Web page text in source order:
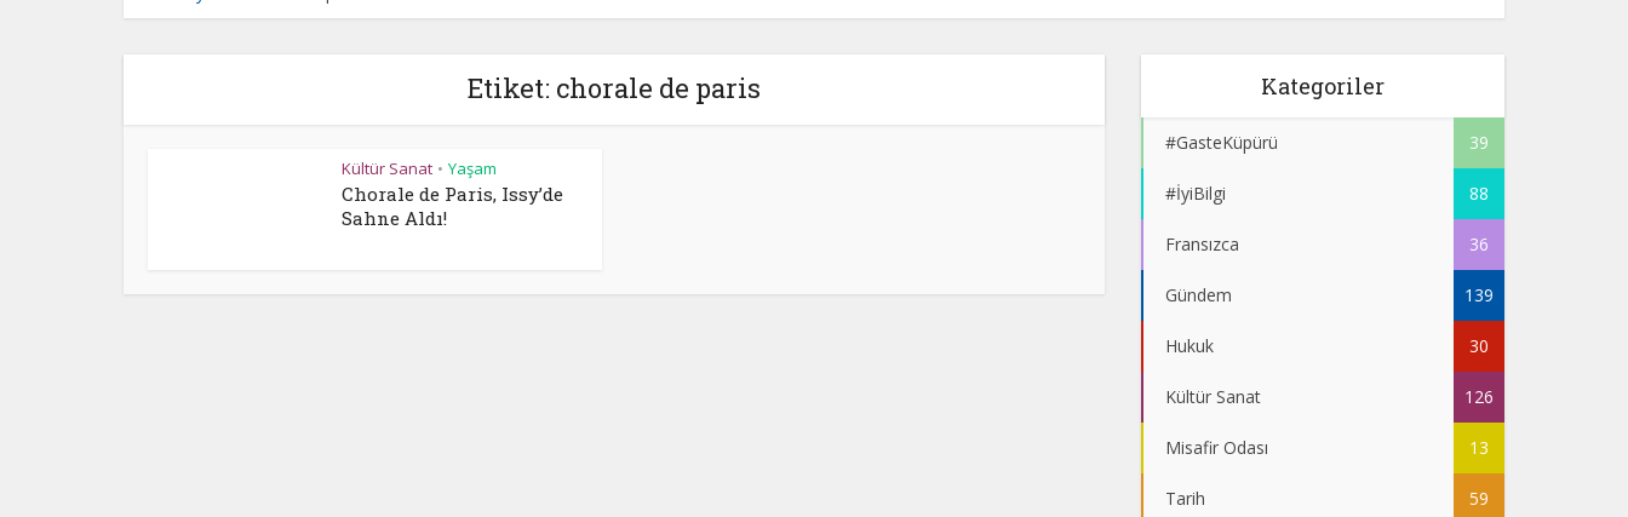
Etiket: chorale de paris
Kültür Sanat • Yaşam
Chorale de Paris, Issy’de
Sahne Aldı!
Kategoriler
#GasteKüpürü 39
#İyiBilgi 88
Fransızca 36
Gündem 139
Hukuk 30
Kültür Sanat 126
Misafir Odası 13
Tarih 59